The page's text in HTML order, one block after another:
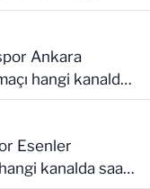
hangi kanalda
kanalda saat